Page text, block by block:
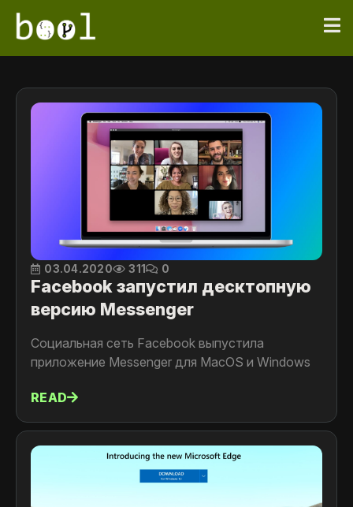
03.04.2020 311 0
Facebook запустил десктопную
версию Messenger
Социальная сеть Facebook выпустила
приложение Messenger для MacOS и Windows
READ